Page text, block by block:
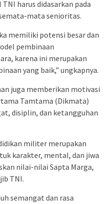
harus didasarkan pada
mata senioritas.
memiliki potensi besar dan
pembinaan
karena ini merupakan
yang baik,” ungkapnya.
juga memberikan motivasi
Tamtama (Dikmata)
disiplin, dan ketangguhan
militer merupakan
karakter, mental, dan jiwa
nilai-nilai Sapta Marga,
TNI.
semangat dan rasa